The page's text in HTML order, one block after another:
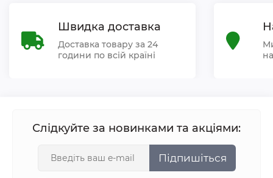
Швидка доставка
Доставка товару за 24
години по всій країні
Слідкуйте за новинками та акціями:
Підпишіться